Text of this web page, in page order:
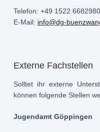
Externe Fachstellen
Solltet ihr externe
können folgende Stellen
Jugendamt Göppingen
Telefon: +49 1522 6682980
E-Mail: info@dg-